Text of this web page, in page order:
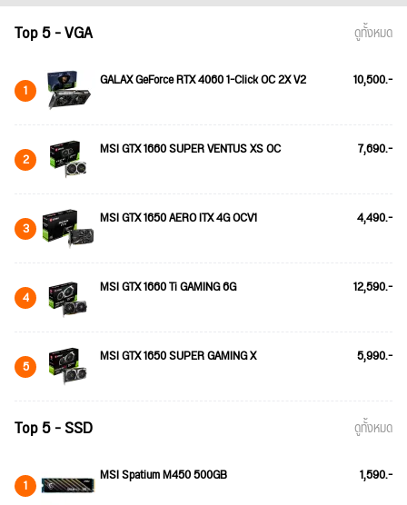
Top 5 - VGA ดูทั้งหมด
1 GALAX GeForce RTX 4060 1-Click OC 2X V2 10,500.-
2 MSI GTX 1660 SUPER VENTUS XS OC 7,690.-
3 MSI GTX 1650 AERO ITX 4G OCV1 4,490.-
4 MSI GTX 1660 Ti GAMING 6G 12,590.-
5 MSI GTX 1650 SUPER GAMING X 5,990.-
Top 5 - SSD ดูทั้งหมด
1 MSI Spatium M450 500GB 1,590.-